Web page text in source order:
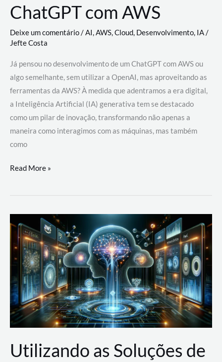
ChatGPT com AWS
Deixe um comentário/AI,AWS,Cloud, Desenvolvimento, IA/
Jefte Costa
Já pensou no desenvolvimento de um ChatGPT com AWS ou
algo semelhante, sem utilizar a OpenAI, mas aproveitando as
ferramentas da AWS? À medida que adentramos a era digital,
a Inteligência Artificial (IA) generativa tem se destacado
como um pilar de inovação, transformando não apenas a
maneira como interagimos com as máquinas, mas também
como
Desenvolvimento
um
com
AWS
Read More »
Utilizando as Soluções de